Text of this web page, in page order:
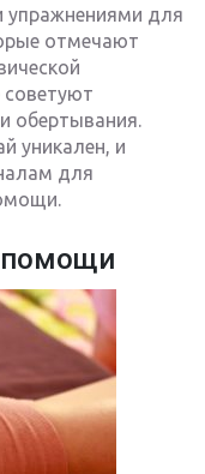
упражнениями для
отмечают
советуют
обертывания.
уникален, и
для
помощи